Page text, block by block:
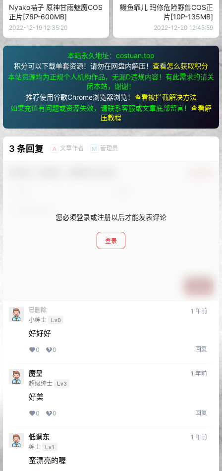
Nyako喵子 原神甘雨魅魔COS
正片[76P-600MB]
2022-12-19 12:35:20
鳗鱼霏儿 玛修危险野兽COS正
片[10P-135MB]
2022-12-20 12:45:59
本站永久地址：costuan.top
积分可以下载单套资源！请勿在网盘内解压！ 查看怎么获取积分
本站资源均为正规个人机构作品，无漏D违规内容！有此需求的请关
闭本站，谢谢！
推荐使用谷歌Chrome浏览器浏览！ 查看被拦截解决方法
如果充值有问题或资源失效，请联系客服或文章底部留言！ 查看解
压教程
3 条回复 A 文章作者 M 管理员
您必须登录或注册以后才能发表评论
登录
已删除
小绅士 Lv0
1 年前
好好好
0 0 回复
魔皇
超级绅士 Lv3
1 年前
好美
0 0 回复
低调东
绅士 Lv1
1 年前
蛮漂亮的喔